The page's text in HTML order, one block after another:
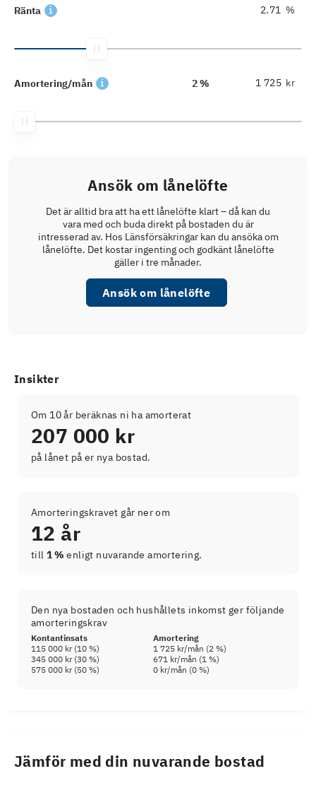
Ränta %
Amortering/mån 2 % kr
Ansök om lånelöfte
Det är alltid bra att ha ett lånelöfte klart – då kan du
vara med och buda direkt på bostaden du är
intresserad av. Hos Länsförsäkringar kan du ansöka om
lånelöfte. Det kostar ingenting och godkänt lånelöfte
gäller i tre månader.
Ansök om lånelöfte
Insikter
Om 10 år beräknas ni ha amorterat
207 000 kr
på lånet på er nya bostad.
Amorteringskravet går ner om
12 år
till 1 % enligt nuvarande amortering.
Den nya bostaden och hushållets inkomst ger följande
amorteringskrav
Kontantinsats
Amortering
115 000 kr(10 %) 1 725 kr/mån (2 %)
345 000 kr(30 %) 671 kr/mån (1 %)
575 000 kr(50 %) 0 kr/mån (0 %)
Jämför med din nuvarande bostad